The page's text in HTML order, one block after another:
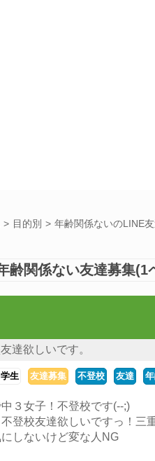
目的別 年齢関係ないのLINE
齢関係ない友達募集(1
達欲しいです。
生 友達募集 不登校 友達
３女子！不登校です(--;)
不登校友達欲しいですっ！三
しないけど変な人NG